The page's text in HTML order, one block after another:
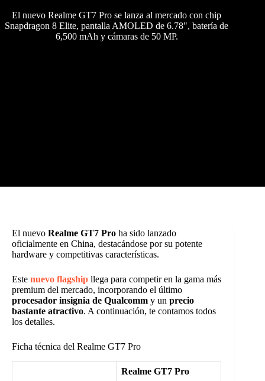
El nuevo Realme GT7 Pro se lanza al mercado con chip
Snapdragon 8 Elite, pantalla AMOLED de 6.78", batería de
6,500 mAh y cámaras de 50 MP.
El nuevo Realme GT7 Pro ha sido lanzado
oficialmente en China, destacándose por su potente
hardware y competitivas características.
Este nuevo flagship llega para competir en la gama más
premium del mercado, incorporando el último
procesador insignia de Qualcomm y un precio
bastante atractivo. A continuación, te contamos todos
los detalles.
Ficha técnica del Realme GT7 Pro
Realme GT7 Pro